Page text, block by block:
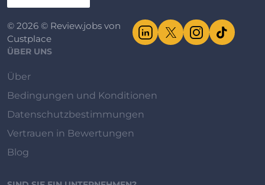
© 2026 © Review.jobs von
Custplace
ÜBER UNS
Über
Bedingungen und Konditionen
Datenschutzbestimmungen
Vertrauen in Bewertungen
Blog